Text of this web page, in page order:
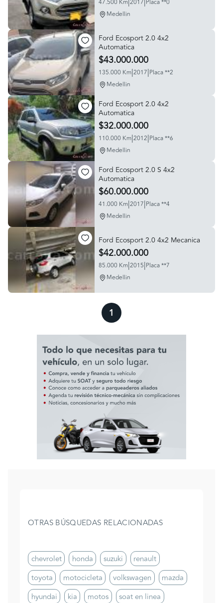
47.500 Km 2017 Placa **0
Medellin
Ford Ecosport 2.0 4x2
Automatica
$43.000.000
135.000 Km|2017|Placa **2
Medellin
Ford Ecosport 2.0 4x2
Automatica
$32.000.000
110.000 Km|2012|Placa **6
Medellin
Ford Ecosport 2.0 S 4x2
Automatica
$60.000.000
41.000 Km|2017|Placa **4
Medellin
Ford Ecosport 2.0 4x2 Mecanica
$42.000.000
85.000 Km|2015|Placa **7
Medellin
1
OTRAS BÚSQUEDAS RELACIONADAS
chevrolet honda suzuki
renault
toyota
motocicleta volkswagen
mazda
hyundai
kia motos
soat en linea